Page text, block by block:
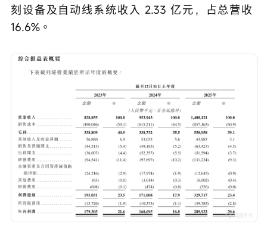
刻设备及自动线系统收入 2.33 亿元，占总营收
16.6%。